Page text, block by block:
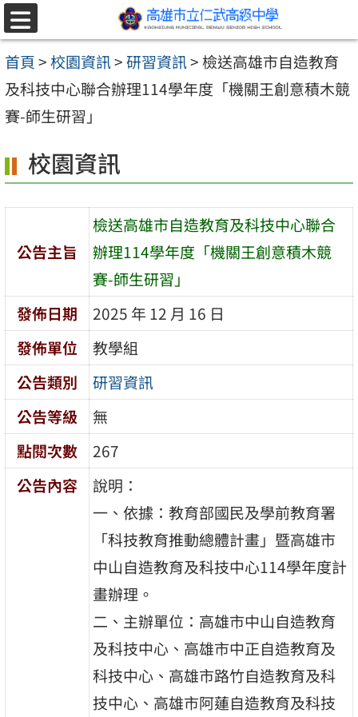
跳至主要內容區
選
單
首頁>校園資訊>研習資訊> 檢送高雄市自造教育
及科技中心聯合辦理114學年度「機關王創意積木競
賽-師生研習」
校園資訊
公告主旨
檢送高雄市自造教育及科技中心聯合
辦理114學年度「機關王創意積木競
賽-師生研習」
發佈日期
2025 年 12 月 16 日
發佈單位
教學組
公告類別
研習資訊
公告等級
無
點閱次數
267
公告內容
說明：
一、依據：教育部國民及學前教育署
「科技教育推動總體計畫」暨高雄市
中山自造教育及科技中心114學年度計
畫辦理。
二、主辦單位：高雄市中山自造教育
及科技中心、高雄市中正自造教育及
科技中心、高雄市路竹自造教育及科
技中心、高雄市阿蓮自造教育及科技